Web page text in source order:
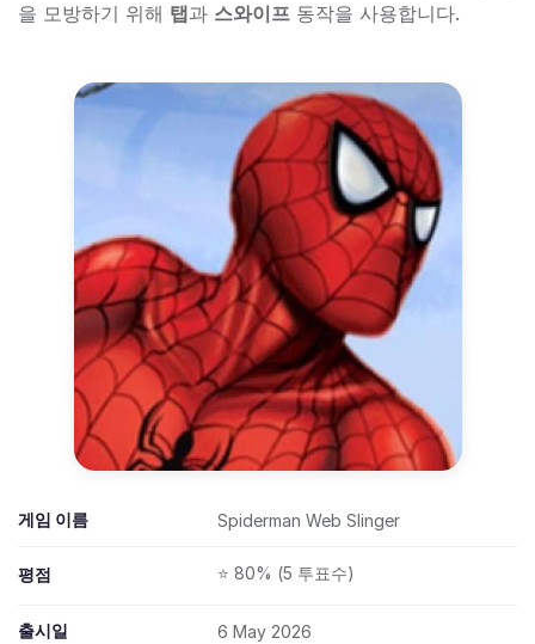
을 모방하기 위해 탭과 스와이프 동작을 사용합니다.
게임 이름 Spiderman Web Slinger
평점 ⭐ 80% (5 투표수)
출시일 6 May 2026